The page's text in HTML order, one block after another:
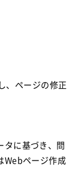
、ページの修正
に基づき、問
Webページ作成